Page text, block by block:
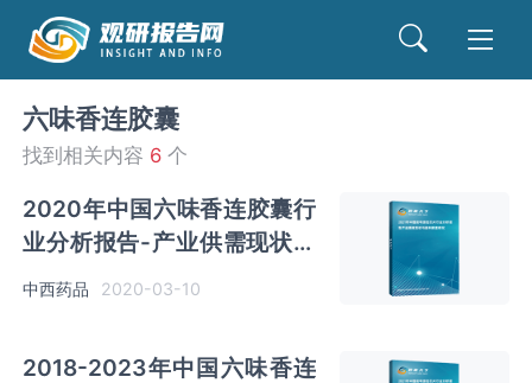
六味香连胶囊
找到相关内容 6 个
2020年中国六味香连胶囊行
业分析报告-产业供需现状与
未来趋势研究
中西药品 2020-03-10
2018-2023年中国六味香连